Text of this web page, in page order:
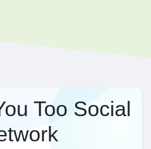
Too Social